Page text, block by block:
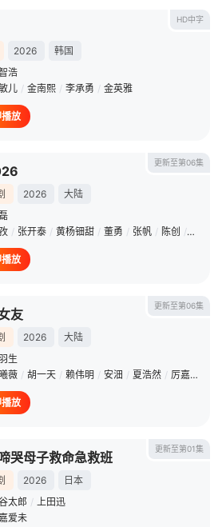
HD中字
2026
韩国
浩
儿 / 金南熙 / 李承勇 / 金英雅
放
更新至第06集
2026
大陆
/ 张开泰 / 黄杨钿甜 / 董勇 / 张帆 / 陈创 / 何思甜
放
更新至第06集
友
2026
大陆
生
薇 / 胡一天 / 赖伟明 / 安沺 / 夏浩然 / 厉嘉琪
放
更新至第01集
哭母子救命急救班
2026
日本
太郎 / 上田迅
爱未